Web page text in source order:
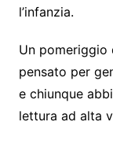
l’infanzia.
Un pomeriggio
pensato ‍per
e chiunque
lettura ad alta